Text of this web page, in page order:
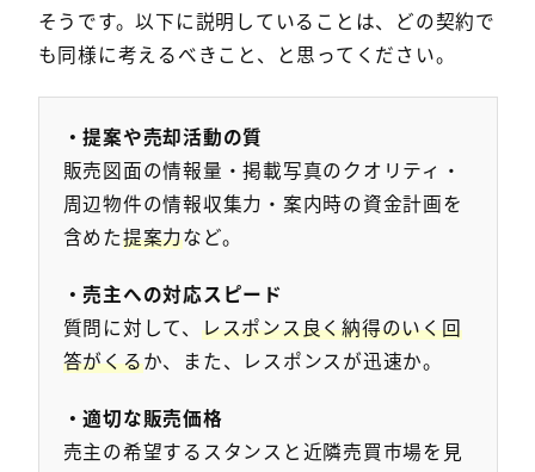
そうです。以下に説明していることは、どの契約で
も同様に考えるべきこと、と思ってください。
・提案や売却活動の質
販売図面の情報量・掲載写真のクオリティ・
周辺物件の情報収集力・案内時の資金計画を
含めた提案力など。
・売主への対応スピード
質問に対して、 レスポンス良く納得のいく回
答がくるか、また、レスポンスが迅速か。
・適切な販売価格
売主の希望するスタンスと近隣売買市場を見